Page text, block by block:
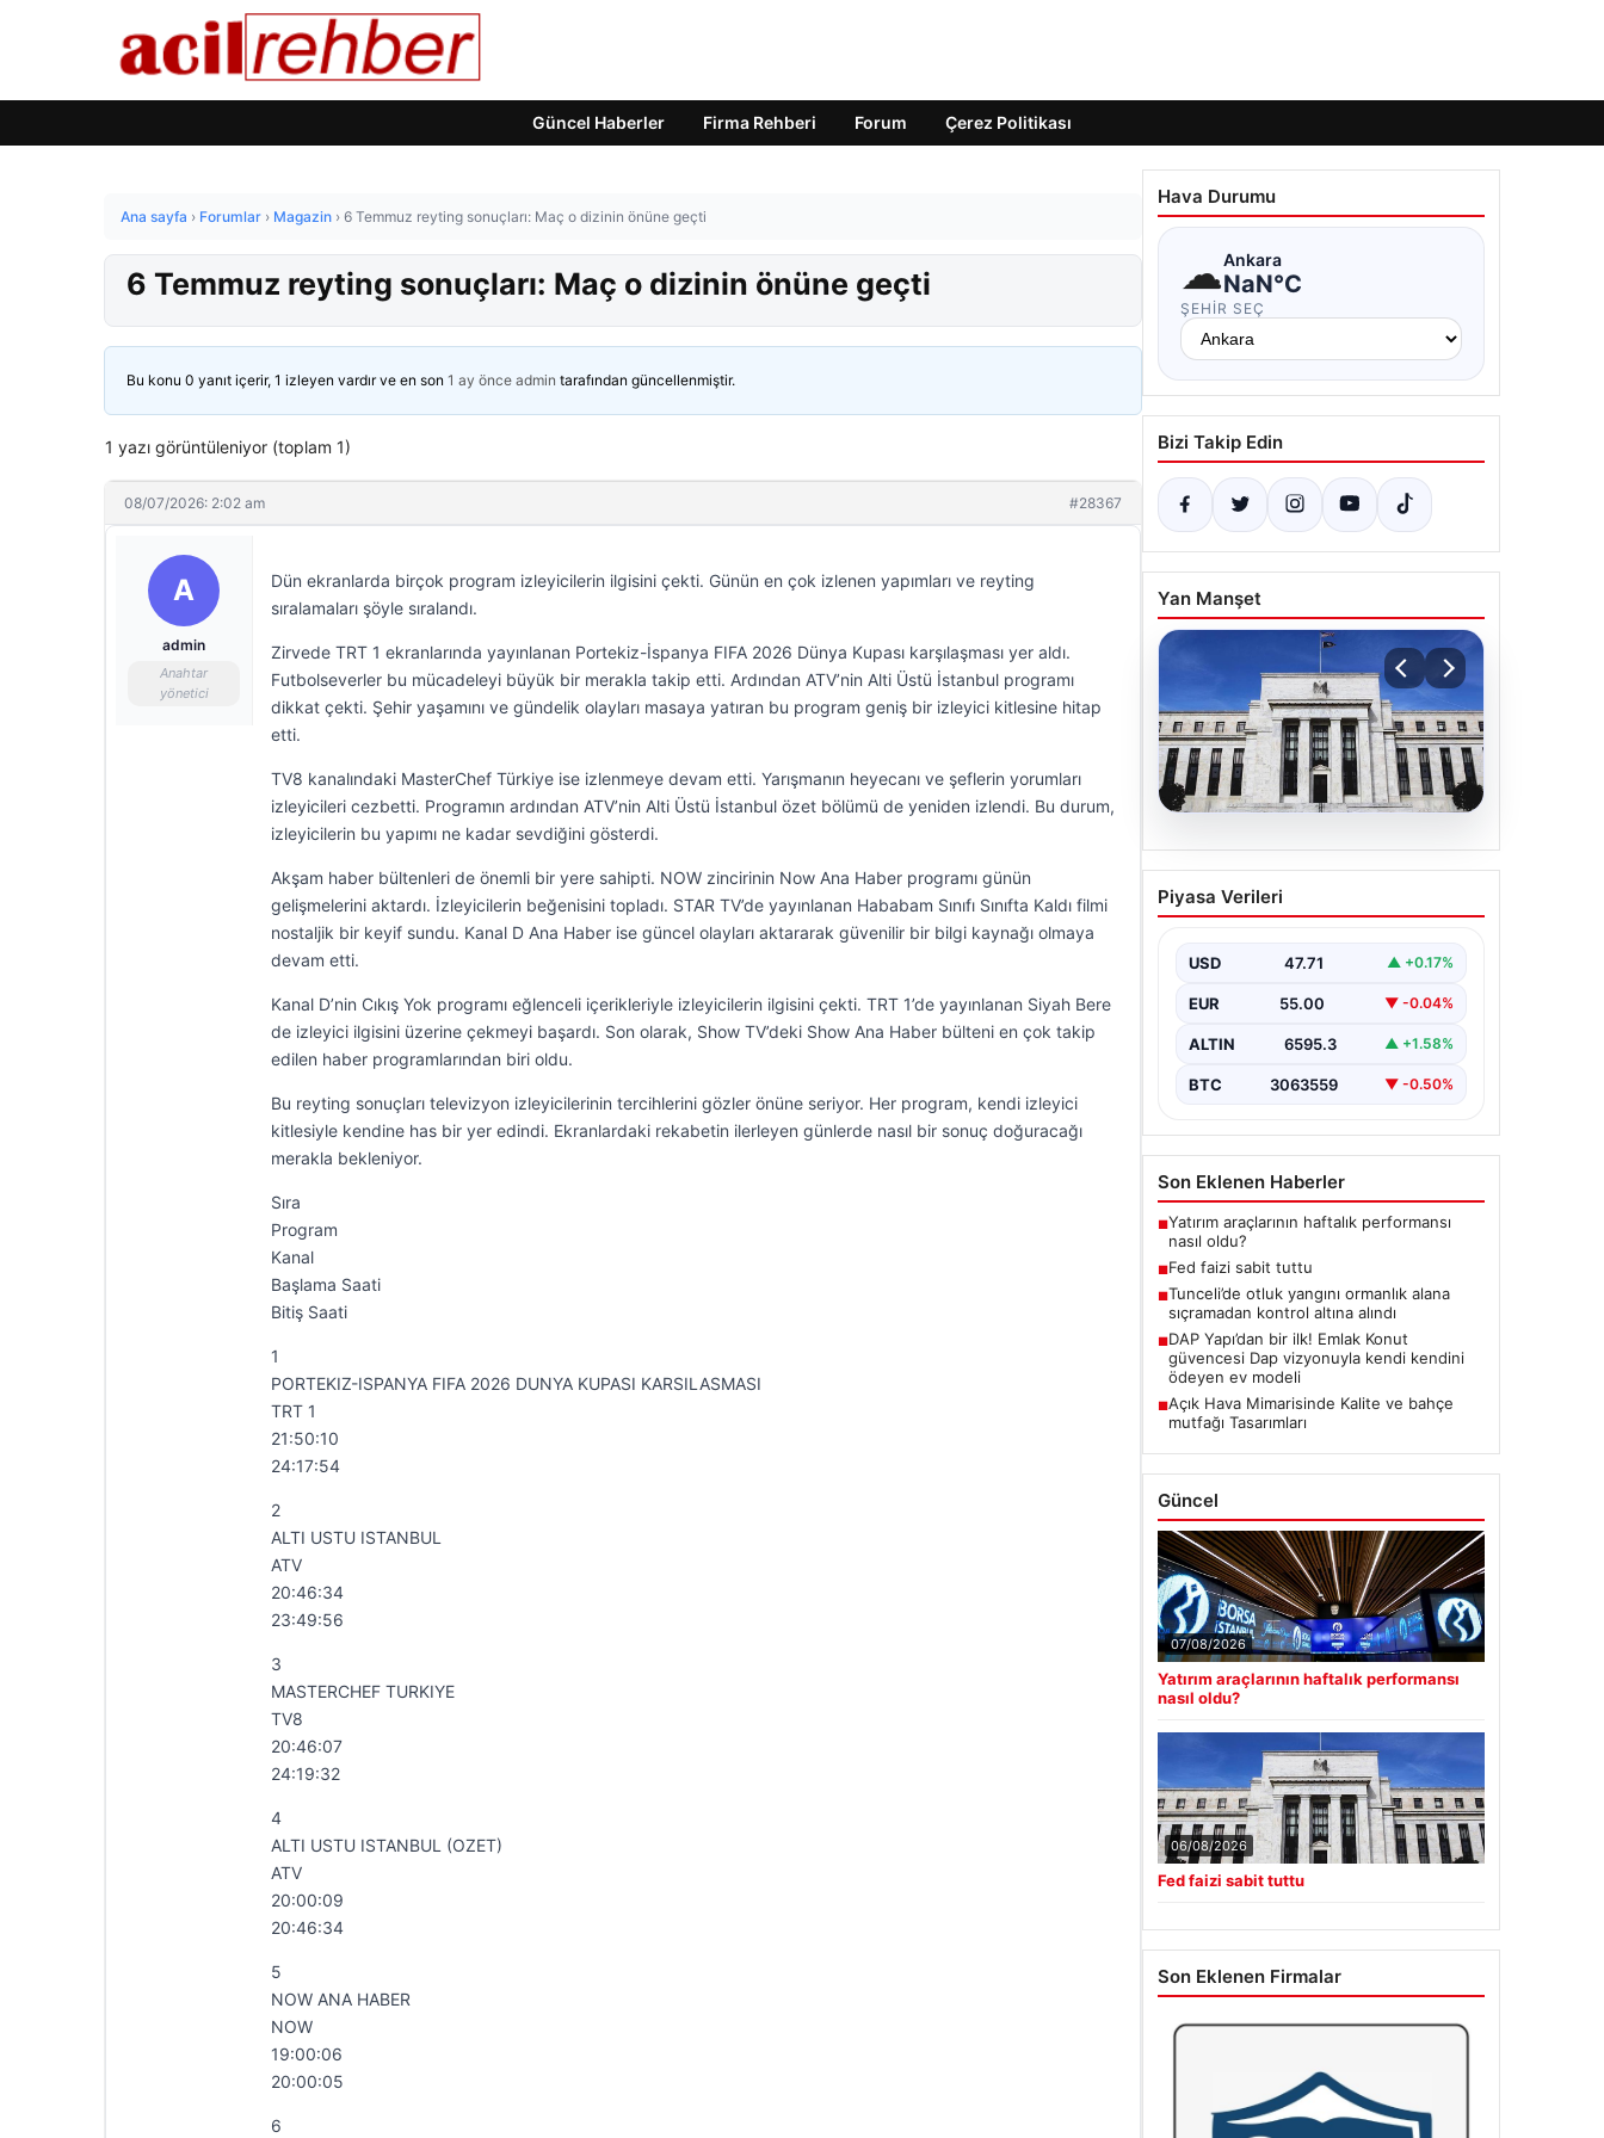
Güncel Haberler Firma Rehberi Forum Çerez Politikası
Ana sayfa › Forumlar › Magazin › 6 Temmuz reyting sonuçları: Maç o dizinin önüne geçti
6 Temmuz reyting sonuçları: Maç o dizinin önüne geçti
Bu konu 0 yanıt içerir, 1 izleyen vardır ve en son 1 ay önce admin tarafından güncellenmiştir.
1 yazı görüntüleniyor (toplam 1)
08/07/2026: 2:02 am #28367
A
admin
Anahtar
yönetici
Dün ekranlarda birçok program izleyicilerin ilgisini çekti. Günün en çok izlenen yapımları ve reyting
sıralamaları şöyle sıralandı.
Zirvede TRT 1 ekranlarında yayınlanan Portekiz-İspanya FIFA 2026 Dünya Kupası karşılaşması yer aldı.
Futbolseverler bu mücadeleyi büyük bir merakla takip etti. Ardından ATV’nin Alti Üstü İstanbul programı
dikkat çekti. Şehir yaşamını ve gündelik olayları masaya yatıran bu program geniş bir izleyici kitlesine hitap
etti.
TV8 kanalındaki MasterChef Türkiye ise izlenmeye devam etti. Yarışmanın heyecanı ve şeflerin yorumları
izleyicileri cezbetti. Programın ardından ATV’nin Alti Üstü İstanbul özet bölümü de yeniden izlendi. Bu durum,
izleyicilerin bu yapımı ne kadar sevdiğini gösterdi.
Akşam haber bültenleri de önemli bir yere sahipti. NOW zincirinin Now Ana Haber programı günün
gelişmelerini aktardı. İzleyicilerin beğenisini topladı. STAR TV’de yayınlanan Hababam Sınıfı Sınıfta Kaldı filmi
nostaljik bir keyif sundu. Kanal D Ana Haber ise güncel olayları aktararak güvenilir bir bilgi kaynağı olmaya
devam etti.
Kanal D’nin Cıkış Yok programı eğlenceli içerikleriyle izleyicilerin ilgisini çekti. TRT 1’de yayınlanan Siyah Bere
de izleyici ilgisini üzerine çekmeyi başardı. Son olarak, Show TV’deki Show Ana Haber bülteni en çok takip
edilen haber programlarından biri oldu.
Bu reyting sonuçları televizyon izleyicilerinin tercihlerini gözler önüne seriyor. Her program, kendi izleyici
kitlesiyle kendine has bir yer edindi. Ekranlardaki rekabetin ilerleyen günlerde nasıl bir sonuç doğuracağı
merakla bekleniyor.
Sıra
Program
Kanal
Başlama Saati
Bitiş Saati
1
PORTEKIZ-ISPANYA FIFA 2026 DUNYA KUPASI KARSILASMASI
TRT 1
21:50:10
24:17:54
2
ALTI USTU ISTANBUL
ATV
20:46:34
23:49:56
3
MASTERCHEF TURKIYE
TV8
20:46:07
24:19:32
4
ALTI USTU ISTANBUL (OZET)
ATV
20:00:09
20:46:34
5
NOW ANA HABER
NOW
19:00:06
20:00:05
6
Hava Durumu
☁Ankara
NaN°C
ŞEHIR SEÇ
Bizi Takip Edin
Yan Manşet
Fed faizi sabit tuttu
Piyasa Verileri
USD 47.71 ▲ +0.17%
EUR 55.00 ▼ -0.04%
ALTIN 6595.3 ▲ +1.58%
BTC 3063559 ▼ -0.50%
Son Eklenen Haberler
■Yatırım araçlarının haftalık performansı
nasıl oldu?
■Fed faizi sabit tuttu
■Tunceli’de otluk yangını ormanlık alana
sıçramadan kontrol altına alındı
■DAP Yapı’dan bir ilk! Emlak Konut
güvencesi Dap vizyonuyla kendi kendini
ödeyen ev modeli
■Açık Hava Mimarisinde Kalite ve bahçe
mutfağı Tasarımları
Güncel
07/08/2026
Yatırım araçlarının haftalık performansı
nasıl oldu?
06/08/2026
Fed faizi sabit tuttu
Son Eklenen Firmalar